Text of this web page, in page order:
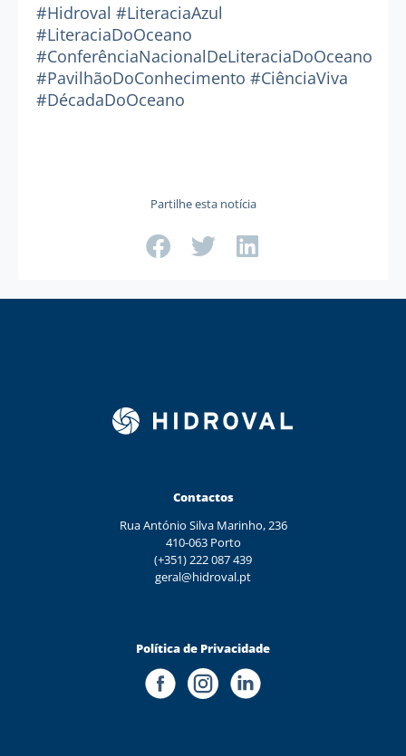
#Hidroval #LiteraciaAzul
#LiteraciaDoOceano
#ConferênciaNacionalDeLiteraciaDoOceano
#PavilhãoDoConhecimento #CiênciaViva
#DécadaDoOceano
Partilhe esta notícia
Contactos
Rua António Silva Marinho, 236
410-063 Porto
(+351) 222 087 439
geral@hidroval.pt
Política de Privacidade